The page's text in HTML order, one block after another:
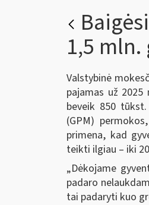
1,5
Valstybinė
pajamas už
beveik 850
(GPM)
primena, kad
teikti ilgiau – iki
„Dėkojame
padaro
tai padaryti kuo